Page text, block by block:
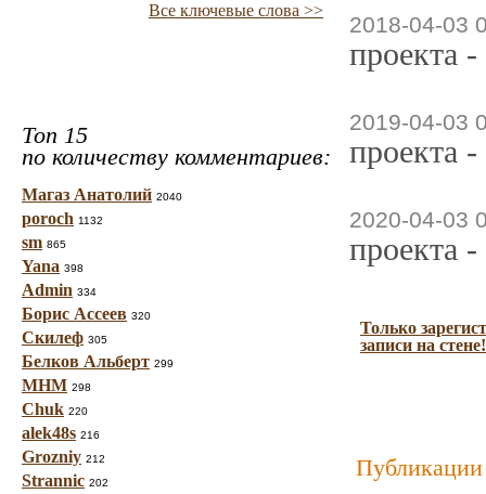
Все ключевые слова >>
Топ 15
по количеству комментариев:
Магаз Анатолий 2040
poroch 1132
sm 865
Yana 398
Admin 334
Борис Ассеев 320
Скилеф 305
Белков Альберт 299
МНМ 298
Chuk 220
alek48s 216
Grozniy 212
Strannic 202
2018-04-03
проекта
2019-04-03
проекта
2020-04-03
проекта
Только
записи на стене!
Публикации